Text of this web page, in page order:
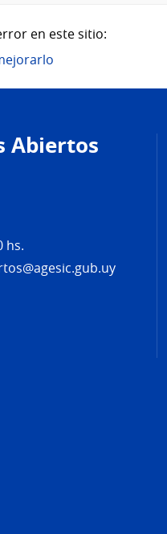
en este sitio:
Abiertos
hs.